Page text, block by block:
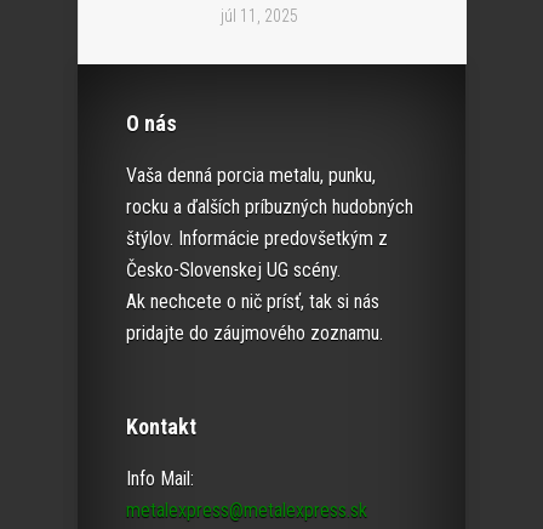
júl 11, 2025
O nás
Vaša denná porcia metalu, punku,
rocku a ďalších príbuzných hudobných
štýlov. Informácie predovšetkým z
Česko-Slovenskej UG scény.
Ak nechcete o nič prísť, tak si nás
pridajte do záujmového zoznamu.
Kontakt
Info Mail:
metalexpress@metalexpress.sk